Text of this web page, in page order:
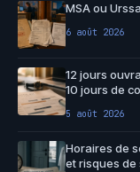
MSA ou
6 août 2026
12 jours
10 jours de
5 août 2026
Horaires de
et risques de